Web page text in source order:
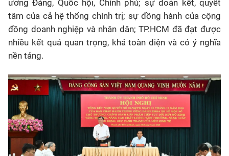
ương Đảng, Quốc hội, Chính phủ; sự đoàn kết, quyết
tâm của cả hệ thống chính trị; sự đồng hành của cộng
đồng doanh nghiệp và nhân dân; TP.HCM đã đạt được
nhiều kết quả quan trọng, khá toàn diện và có ý nghĩa
nền tảng.